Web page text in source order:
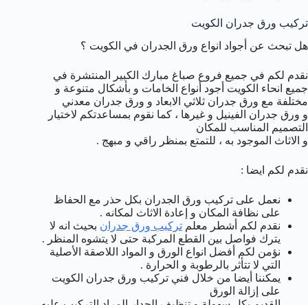
تركيب ورق جدران الكويت
هل تبحث عن أجواد انواع ورق الجدران في الكويت ؟
نقدم لكم في جميع فروع صباغ مبارك الكبير المنتشرة في
جميع انحاء الكويت أجود أنواع الخامات و بأشكال متنوعة و
مختلفة مع ورق جدران ثلاثي الابعاد و ورق جدران معدني
و ورق جدران الفينيل و غيرها ، كما نقوم بمساعدتكم لاختيار
التصميم المناسب للمكان
و الاثاث الموجود به ، للتمتع بمنظر راقي و مبهج .
نقدم لكم ايضا :
نعمل على تركيب ورق الجدران بكل حذر مع الحفاظ
على نظافة المكان و إعادة الاثاث لمكانه .
نقدم لكم أشطر معلم تركيب ورق جدران بحيث انه لا
يترك فواصل بين القطع المركبة حتى لا يتشوه المنظر .
نؤمن لكم أفضل انواع الورق و المواد اللاصقة الأصلية
التي لا تتأثر بالرطوبة و الحرارة .
يمكننا أيضا من خلال فني تركيب ورق جدران الكويت
على إزالة الورق